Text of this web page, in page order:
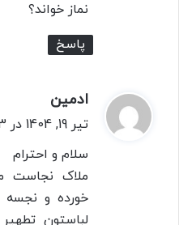
نماز خواند؟
پاسخ
ادمین
ف
تیر 19, 1404 در 11:53 ق.ظ
سلام و احترام
ملاک نجاست
خورده و
لباستون